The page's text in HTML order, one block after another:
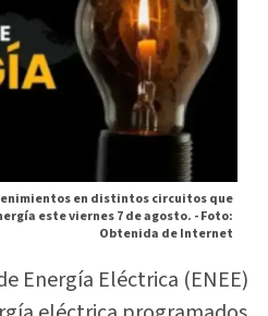
en distintos circuitos que
este viernes 7 de agosto. -Foto:
Obtenida de Internet
Energía Eléctrica (ENEE)